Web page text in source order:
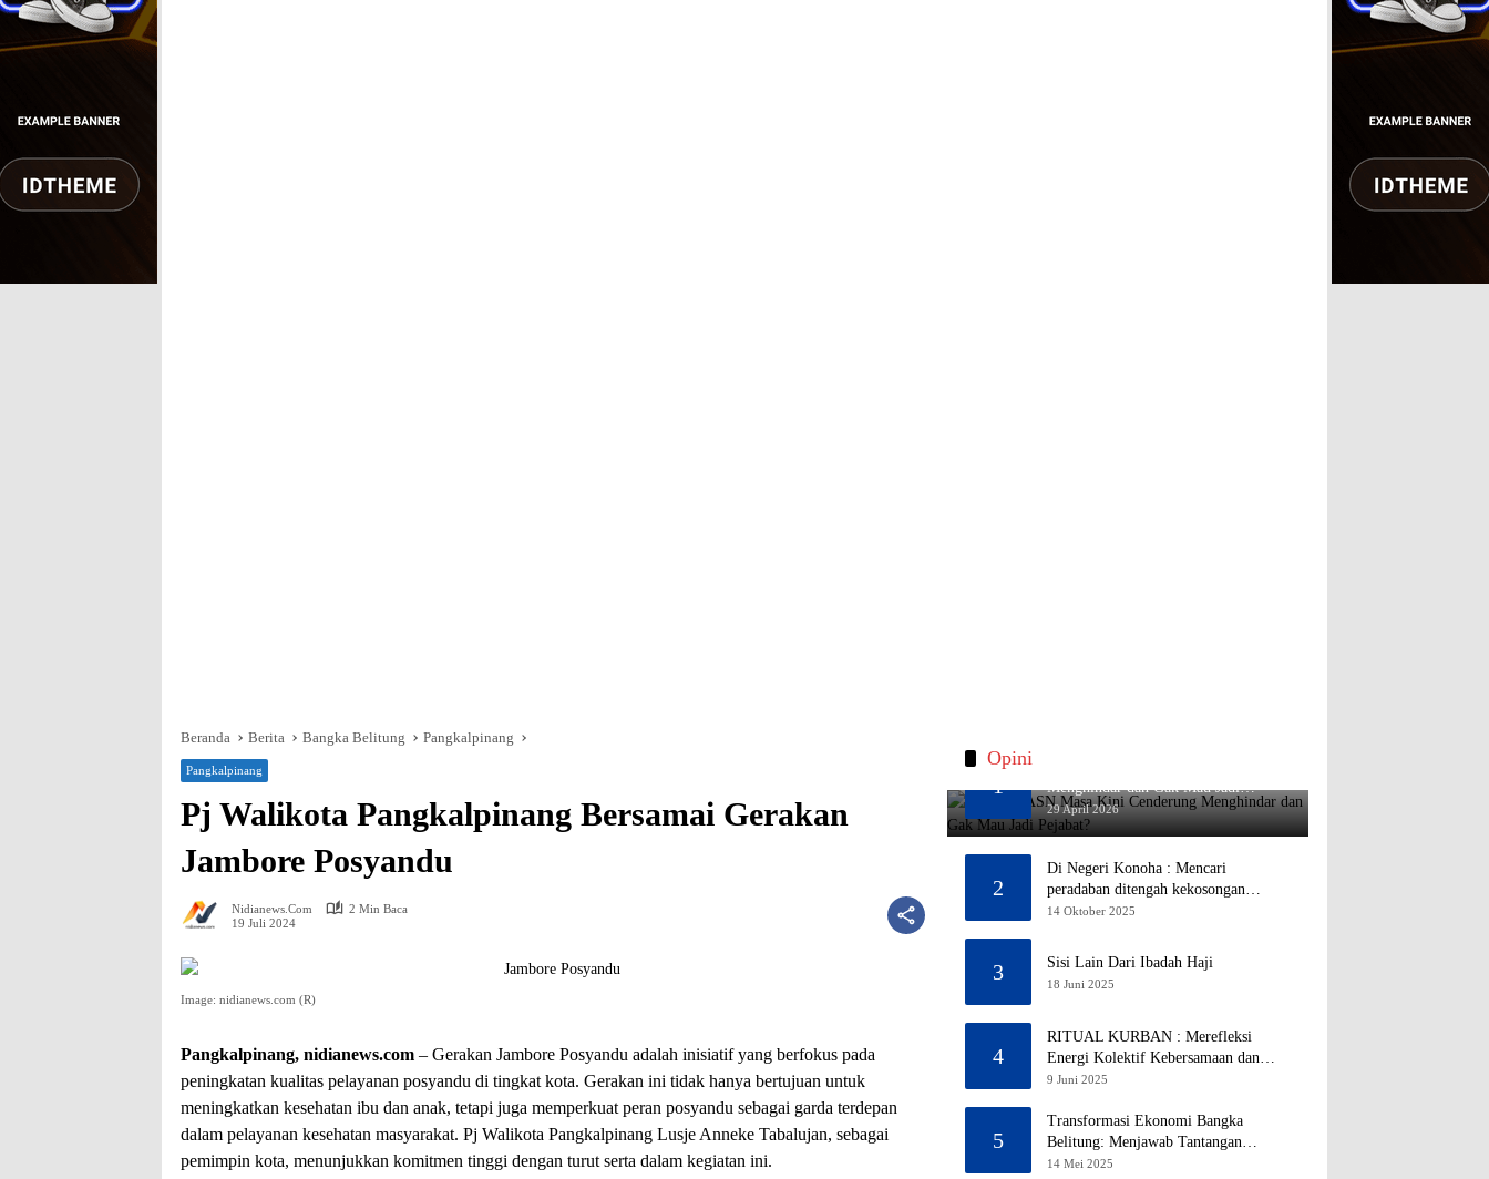
Beranda Berita Bangka Belitung Pangkalpinang
Pangkalpinang
Pj Walikota Pangkalpinang Bersamai Gerakan
Jambore Posyandu
Nidianews.com
2 Min Baca
19 Juli 2024
Image: nidianews.com (R)
Pangkalpinang, nidianews.com – Gerakan Jambore Posyandu adalah inisiatif yang berfokus pada
peningkatan kualitas pelayanan posyandu di tingkat kota. Gerakan ini tidak hanya bertujuan untuk
meningkatkan kesehatan ibu dan anak, tetapi juga memperkuat peran posyandu sebagai garda terdepan
dalam pelayanan kesehatan masyarakat. Pj Walikota Pangkalpinang Lusje Anneke Tabalujan, sebagai
pemimpin kota, menunjukkan komitmen tinggi dengan turut serta dalam kegiatan ini.
Opini
1
Menghindar dan Gak Mau Jadi
Pejabat?
29 April 2026
2
Di Negeri Konoha : Mencari
peradaban ditengah kekosongan
pendidikan
14 Oktober 2025
3 Sisi Lain Dari Ibadah Haji
18 Juni 2025
4
RITUAL KURBAN : Merefleksi
Energi Kolektif Kebersamaan dan
Mengeliminasi Sifat Kebinatangan
9 Juni 2025
5
Transformasi Ekonomi Bangka
Belitung: Menjawab Tantangan
Melalui Pengelolaan Sumber Daya
14 Mei 2025